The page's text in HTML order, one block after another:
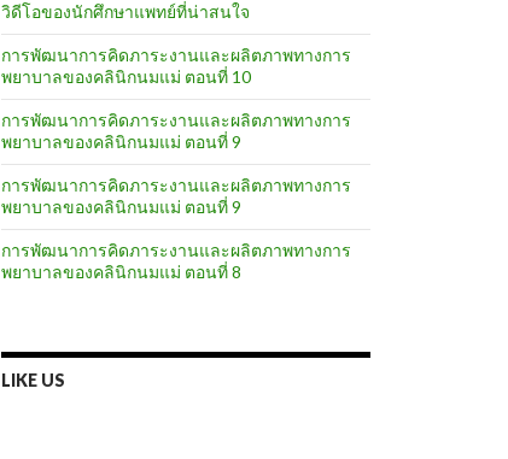
วิดีโอของนักศึกษาแพทย์ที่น่าสนใจ
การพัฒนาการคิดภาระงานและผลิตภาพทางการ
พยาบาลของคลินิกนมแม่ ตอนที่ 10
การพัฒนาการคิดภาระงานและผลิตภาพทางการ
พยาบาลของคลินิกนมแม่ ตอนที่ 9
การพัฒนาการคิดภาระงานและผลิตภาพทางการ
พยาบาลของคลินิกนมแม่ ตอนที่ 9
การพัฒนาการคิดภาระงานและผลิตภาพทางการ
พยาบาลของคลินิกนมแม่ ตอนที่ 8
LIKE US